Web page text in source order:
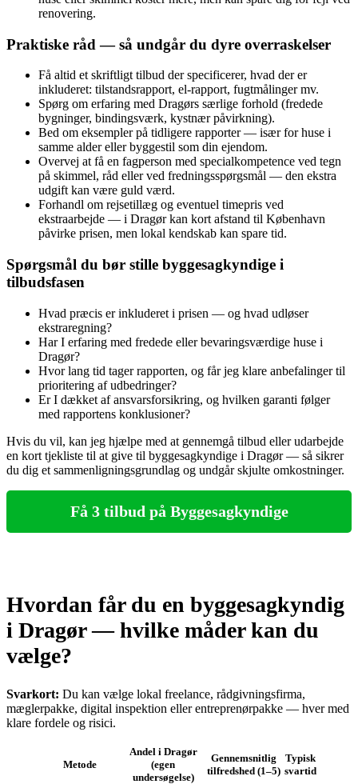
renovering.
Praktiske råd — så undgår du dyre overraskelser
Få altid et skriftligt tilbud der specificerer, hvad der er
inkluderet: tilstandsrapport, el-rapport, fugtmålinger mv.
Spørg om erfaring med Dragørs særlige forhold (fredede
bygninger, bindingsværk, kystnær påvirkning).
Bed om eksempler på tidligere rapporter — især for huse i
samme alder eller byggestil som din ejendom.
Overvej at få en fagperson med specialkompetence ved tegn
på skimmel, råd eller ved fredningsspørgsmål — den ekstra
udgift kan være guld værd.
Forhandl om rejsetillæg og eventuel timepris ved
ekstraarbejde — i Dragør kan kort afstand til København
påvirke prisen, men lokal kendskab kan spare tid.
Spørgsmål du bør stille byggesagkyndige i
tilbudsfasen
Hvad præcis er inkluderet i prisen — og hvad udløser
ekstraregning?
Har I erfaring med fredede eller bevaringsværdige huse i
Dragør?
Hvor lang tid tager rapporten, og får jeg klare anbefalinger til
prioritering af udbedringer?
Er I dækket af ansvarsforsikring, og hvilken garanti følger
med rapportens konklusioner?
Hvis du vil, kan jeg hjælpe med at gennemgå tilbud eller udarbejde
en kort tjekliste til at give til byggesagkyndige i Dragør — så sikrer
du dig et sammenligningsgrundlag og undgår skjulte omkostninger.
Få 3 tilbud på Byggesagkyndige
Hvordan får du en byggesagkyndig
i Dragør — hvilke måder kan du
vælge?
Svarkort: Du kan vælge lokal freelance, rådgivningsfirma,
mæglerpakke, digital inspektion eller entreprenørpakke — hver med
klare fordele og risici.
Metode
Andel i Dragør
(egen
undersøgelse)
Gennemsnitlig
tilfredshed (1–5)
Typisk
svartid